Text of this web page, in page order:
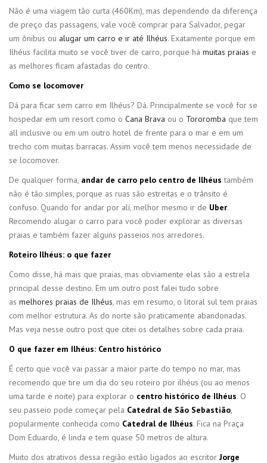
Não é uma viagem tão curta (460Km), mas dependendo da diferença
de preço das passagens, vale você comprar para Salvador, pegar
um ônibus ou alugar um carro e ir até Ilhéus. Exatamente porque em
Ilhéus facilita muito se você tiver de carro, porque há muitas praias e
as melhores ficam afastadas do centro.
Como se locomover
Dá para ficar sem carro em Ilhéus? Dá. Principalmente se você for se
hospedar em um resort como o Cana Brava ou o Tororomba que tem
all inclusive ou em um outro hotel de frente para o mar e em um
trecho com muitas barracas. Assim você tem menos necessidade de
se locomover.
De qualquer forma, andar de carro pelo centro de Ilhéus também
não é tão simples, porque as ruas são estreitas e o trânsito é
confuso. Quando for andar por alí, melhor mesmo ir de Uber.
Recomendo alugar o carro para você poder explorar as diversas
praias e também fazer alguns passeios nos arredores.
Roteiro Ilhéus: o que fazer
Como disse, há mais que praias, mas obviamente elas são a estrela
principal desse destino. Em um outro post falei tudo sobre
as melhores praias de Ilhéus, mas em resumo, o litoral sul tem praias
com melhor estrutura. As do norte são praticamente abandonadas.
Mas veja nesse outro post que citei os detalhes sobre cada praia.
O que fazer em Ilhéus: Centro histórico
É certo que você vai passar a maior parte do tempo no mar, mas
recomendo que tire um dia do seu roteiro por ilhéus (ou ao menos
uma tarde e noite) para explorar o centro histórico de Ilhéus. O
seu passeio pode começar pela Catedral de São Sebastião,
popularmente conhecida como Catedral de Ilhéus. Fica na Praça
Dom Eduardo, é linda e tem quase 50 metros de altura.
Muito dos atrativos dessa região estão ligados ao escritor Jorge